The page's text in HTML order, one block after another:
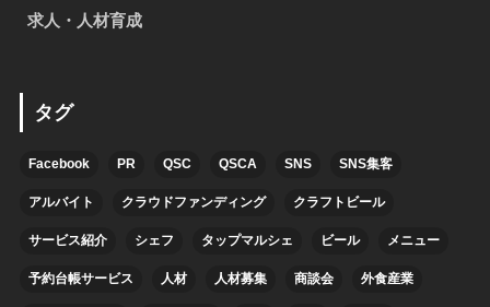
求人・人材育成
タグ
Facebook PR QSC QSCA SNS SNS集客
アルバイト クラウドファンディング クラフトビール
サービス紹介 シェフ タップマルシェ ビール メニュー
予約台帳サービス 人材 人材募集 商談会 外食産業